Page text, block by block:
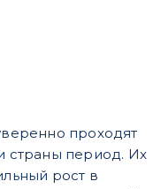
проходят
страны период. Их
рост в